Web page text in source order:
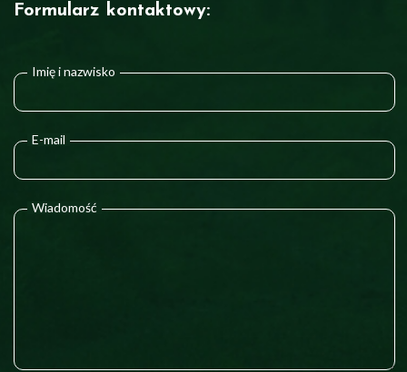
Formularz kontaktowy:
Imię i nazwisko
E-mail
Wiadomość